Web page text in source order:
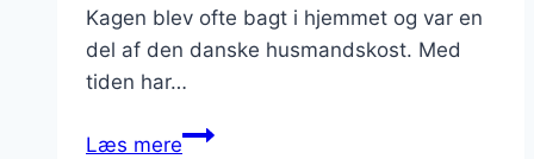
Kagen blev ofte bagt i hjemmet og var en
del af den danske husmandskost. Med
tiden har…
Læs mereFedtebrød